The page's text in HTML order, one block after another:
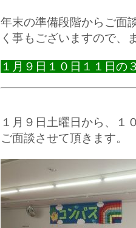
年末の準備段階からご面
く事もございますので、
１月９日１０日１１日の
１月９日土曜日から、１
ご面談させて頂きます。